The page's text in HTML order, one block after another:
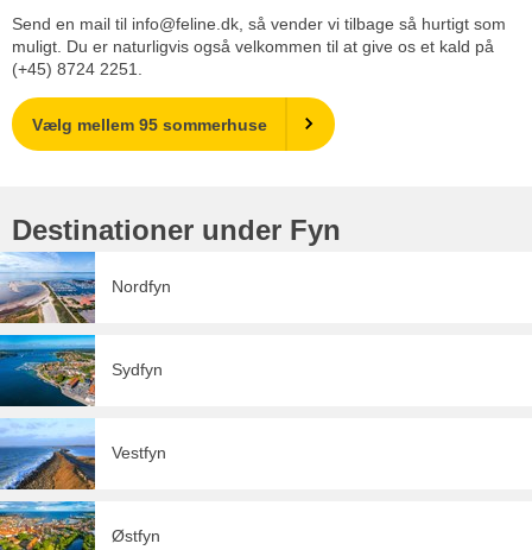
Send en mail til info@feline.dk, så vender vi tilbage så hurtigt som
muligt. Du er naturligvis også velkommen til at give os et kald på
(+45) 8724 2251.
Vælg mellem 95 sommerhuse
Destinationer under Fyn
Nordfyn
Sydfyn
Vestfyn
Østfyn